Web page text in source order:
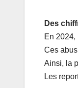
Des
En
Ces
Ainsi, la
Les